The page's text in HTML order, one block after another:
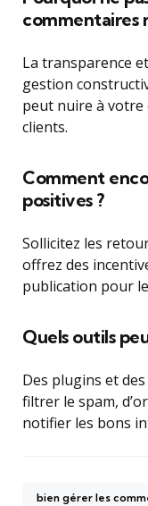
commentaires
La transparence
gestion
peut nuire à votre
clients.
Comment
positives ?
Sollicitez les
offrez des
publication pour
Quels outils
Des plugins et
filtrer le spam,
notifier les bons
bien gérer les